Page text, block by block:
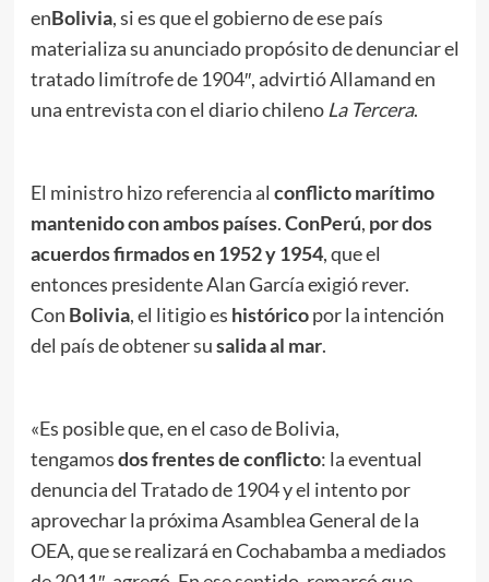
enBolivia, si es que el gobierno de ese país
materializa su anunciado propósito de denunciar el
tratado limítrofe de 1904″, advirtió Allamand en
una entrevista con el diario chileno La Tercera.
El ministro hizo referencia al conflicto marítimo
mantenido con ambos países.ConPerú, por dos
acuerdos firmados en 1952 y 1954, que el
entonces presidente Alan García exigió rever.
Con Bolivia, el litigio es históricopor la intención
del país de obtener susalida al mar.
«Es posible que, en el caso de Bolivia,
tengamosdos frentes de conflicto: la eventual
denuncia del Tratado de 1904 y el intento por
aprovechar la próxima Asamblea General de la
OEA, que se realizará en Cochabamba a mediados